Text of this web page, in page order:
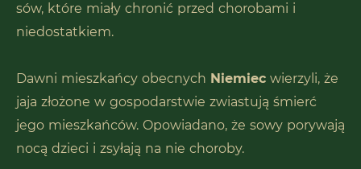
sów, które miały chronić przed chorobami i
niedostatkiem.
Dawni mieszkańcy obecnych Niemiec wierzyli, że
jaja złożone w gospodarstwie zwiastują śmierć
jego mieszkańców. Opowiadano, że sowy porywają
nocą dzieci i zsyłają na nie choroby.